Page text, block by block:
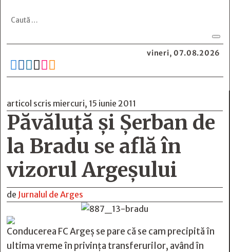
vineri, 07.08.2026
     
articol scris miercuri, 15 iunie 2011
Păvăluţă şi Şerban de
la Bradu se află în
vizorul Argeşului
de Jurnalul de Arges
Conducerea FC Argeş se pare că se cam precipită în
ultima vreme în privinţa transferurilor, având în